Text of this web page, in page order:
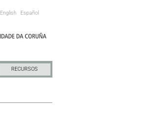
English Español
RECURSOS